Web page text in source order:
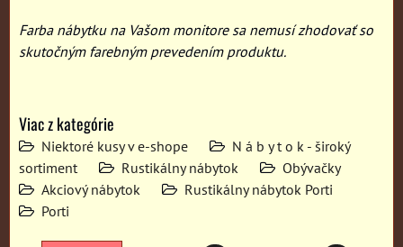
Farba nábytku na Vašom monitore sa nemusí zhodovať so
skutočným farebným prevedením produktu.
Viac z kategórie
Niektoré kusy v e-shope
N á b y t o k - široký
sortiment
Rustikálny nábytok
Obývačky
Akciový nábytok
Rustikálny nábytok Porti
Porti